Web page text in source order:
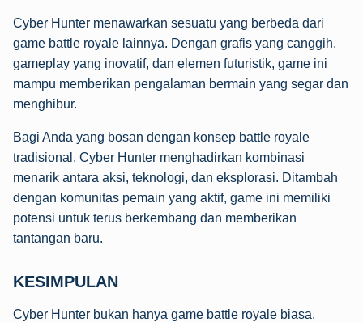
Cyber Hunter menawarkan sesuatu yang berbeda dari
game battle royale lainnya. Dengan grafis yang canggih,
gameplay yang inovatif, dan elemen futuristik, game ini
mampu memberikan pengalaman bermain yang segar dan
menghibur.
Bagi Anda yang bosan dengan konsep battle royale
tradisional, Cyber Hunter menghadirkan kombinasi
menarik antara aksi, teknologi, dan eksplorasi. Ditambah
dengan komunitas pemain yang aktif, game ini memiliki
potensi untuk terus berkembang dan memberikan
tantangan baru.
KESIMPULAN
Cyber Hunter bukan hanya game battle royale biasa.